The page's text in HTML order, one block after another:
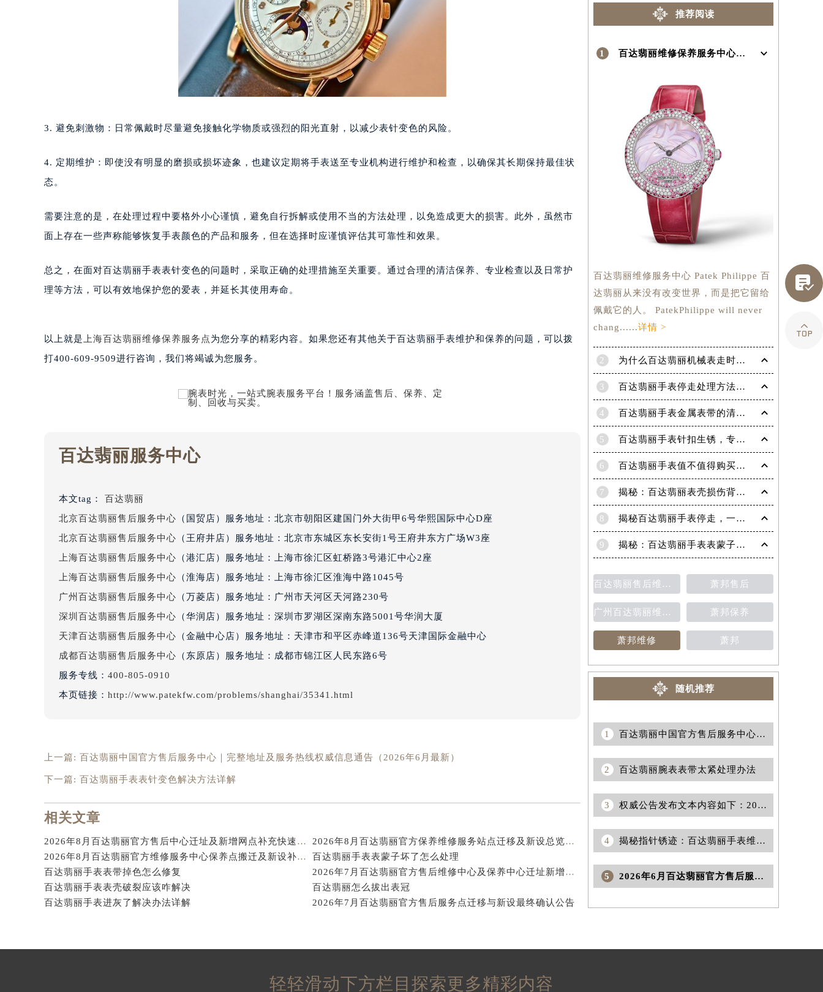
乌鲁木齐市天山区红山路26号时代广场（CCMALL）C座17层17-B（需提前预约）
温州市鹿城区锦绣路1067号置信广场10层1015室（需提前预约）
哈尔滨市道里区友谊西路600号富力中心T2座写字楼29层03室（需提前预约）
大连市中山区人民路15号国际金融大厦7层G室（需提前预约）
佛山市禅城区季华五路57号万科金融中心C座12层1205室（需提前预约）
东莞市东城街道鸿福东路1号民盈国贸中心T1写字楼9层907室（需提前预约）
南通市崇川区工农路57号圆融广场写字楼16层1603室（需提前预约）
武汉市江汉区解放大道686号世界贸易大厦38层09室（需提前预约）
泉州市丰泽区宝洲路729号浦西万达中心写字楼A座7楼709室（需提前预约）
昆明市盘龙区北京路928号同德昆明广场写字楼10层06室（需提前预约）
唐山市路南区新华东道100号万达广场写字楼A座10层1002室（需提前预约）
内蒙古自治区呼和浩特市玉泉区大学西街70号华润万象城写字楼（鄂尔多斯大厦）23层2326室（需提前预约）
黑龙江省大庆市萨尔图区会战大街百达翡丽售后服务中心（需提前预约）
黑龙江省鸡西市鸡冠区红军路百达翡丽售后服务中心（需提前预约）
黑龙江省佳木斯市向阳区长安路百达翡丽售后服务中心（需提前预约）
黑龙江省牡丹江市东安区太平路百达翡丽售后服务中心（需提前预约）
黑龙江省七台河市桃山区大同街百达翡丽售后服务中心（需提前预约）
黑龙江省齐齐哈尔市龙沙区龙华路百达翡丽售后服务中心（需提前预约）
黑龙江省伊春市伊美区通河路百达翡丽售后服务中心（需提前预约）
吉林省白城市洮北区明仁南街百达翡丽售后服务中心（需提前预约）
吉林省白山市浑江区浑江大街百达翡丽售后服务中心（需提前预约）
吉林省吉林市船营区河南街百达翡丽售后服务中心（需提前预约）
吉林省辽源市龙山区人民大街百达翡丽售后服务中心（需提前预约）
吉林省通化市东昌区环通乡江南大街百达翡丽售后服务中心（需提前预约）
吉林省延边市延吉市解放路百达翡丽售后服务中心（需提前预约）
辽宁省丹东市振兴区七经街百达翡丽售后服务中心（需提前预约）
辽宁省抚顺市新抚区东一路百达翡丽售后服务中心（需提前预约）
辽宁省阜新市海州区解放大街百达翡丽售后服务中心（需提前预约）
辽宁省葫芦岛市连山区中央路百达翡丽售后服务中心（需提前预约）
辽宁省盘锦市兴隆台区石油大街百达翡丽售后服务中心（需提前预约）
辽宁省营口市站前区市府路与渤海大街交叉口百达翡丽售后服务中心（需提前预约）
3. 避免刺激物：日常佩戴时尽量避免接触化学物质或强烈的阳光直射，以减少表针变色的风险。
4. 定期维护：即使没有明显的磨损或损坏迹象，也建议定期将手表送至专业机构进行维护和检查，以确保其长期保持最佳状
态。
需要注意的是，在处理过程中要格外小心谨慎，避免自行拆解或使用不当的方法处理，以免造成更大的损害。此外，虽然市
面上存在一些声称能够恢复手表颜色的产品和服务，但在选择时应谨慎评估其可靠性和效果。
总之，在面对百达翡丽手表表针变色的问题时，采取正确的处理措施至关重要。通过合理的清洁保养、专业检查以及日常护
理等方法，可以有效地保护您的爱表，并延长其使用寿命。
以上就是 上海百达翡丽维修保养服务点为您分享的精彩内容。如果您还有其他关于百达翡丽手表维护和保养的问题，可以拨
打400-609-9509进行咨询，我们将竭诚为您服务。
百达翡丽服务中心
本文tag： 百达翡丽
北京百达翡丽售后服务中心 （国贸店）服务地址：北京市朝阳区建国门外大街甲6号华熙国际中心D座
北京百达翡丽售后服务中心 （王府井店）服务地址：北京市东城区东长安街1号王府井东方广场W3座
上海百达翡丽售后服务中心 （港汇店）服务地址：上海市徐汇区虹桥路3号港汇中心2座
上海百达翡丽售后服务中心 （淮海店）服务地址：上海市徐汇区淮海中路1045号
广州百达翡丽售后服务中心 （万菱店）服务地址：广州市天河区天河路230号
深圳百达翡丽售后服务中心 （华润店）服务地址：深圳市罗湖区深南东路5001号华润大厦
天津百达翡丽售后服务中心 （金融中心店）服务地址：天津市和平区赤峰道136号天津国际金融中心
成都百达翡丽售后服务中心 （东原店）服务地址：成都市锦江区人民东路6号
服务专线： 400-805-0910
本页链接： http://www.patekfw.com/problems/shanghai/35341.html
上一篇: 百达翡丽中国官方售后服务中心｜完整地址及服务热线权威信息通告（2026年6月最新）
下一篇: 百达翡丽手表表针变色解决方法详解
相关文章
2026年8月百达翡丽官方售后中心迁址及新增网点补充快速参考
2026年8月百达翡丽官方保养维修服务站点迁移及新设总览详细说明文件定稿
2026年8月百达翡丽官方维修服务中心保养点搬迁及新设补充详情文件正式定稿
百达翡丽手表表蒙子坏了怎么处理
百达翡丽手表表带掉色怎么修复
2026年7月百达翡丽官方售后维修中心及保养中心迁址新增全记录
百达翡丽手表表壳破裂应该咋解决
百达翡丽怎么拔出表冠
百达翡丽手表进灰了解决办法详解
2026年7月百达翡丽官方售后服务点迁移与新设最终确认公告
推荐阅读
1 百达翡丽维修保养服务中心介绍 | Patek Philippe
百达翡丽维修服务中心 Patek Philippe 百
达翡丽从来没有改变世界，而是把它留给
佩戴它的人。 PatekPhilippe will never
chang......详情 >
2 为什么百达翡丽机械表走时会出现误差呢？
3 百达翡丽手表停走处理方法（手表停走维修）
4 百达翡丽手表金属表带的清洗方法有哪些？（金属表带的清洗）
5 百达翡丽手表针扣生锈，专业处理更安全
6 百达翡丽手表值不值得购买（名表投资与收藏指南）
7 揭秘：百达翡丽表壳损伤背后的故事
8 揭秘百达翡丽手表停走，一文教你轻松恢复活力！
9 揭秘：百达翡丽手表表蒙子破损修复指南，让爱表重焕光彩！
百达翡丽售后维修保养费用价目表 萧邦售后
广州百达翡丽维修保养售后中心 萧邦保养
萧邦维修 萧邦
随机推荐
1 百达翡丽中国官方售后服务中心｜全新维修地址及官方热线权威信息公示（2026年8月最新）
2 百达翡丽腕表表带太紧处理办法
3 权威公告发布文本内容如下：2026年6月百达翡丽官方维修保养服务中心网点变动文件
4 揭秘指针锈迹：百达翡丽手表维护秘籍
5 2026年6月百达翡丽官方售后服务资源调整补充版（迁址+新增）
轻轻滑动下方栏目探索更多精彩内容

